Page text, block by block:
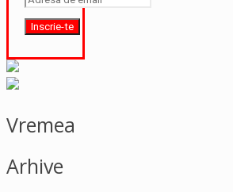
Vremea
Arhive